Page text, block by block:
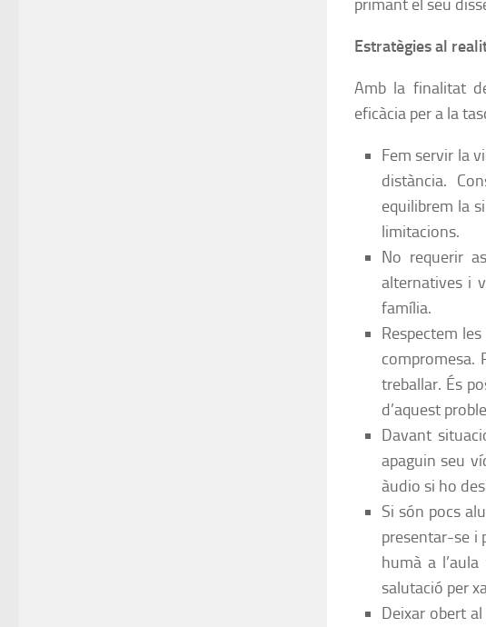
primant el seu
Estratègies al
Amb la finalitat
eficàcia per a la
Fem servir la
distància.
equilibrem la
limitacions.
No requerir
alternatives i
família.
Respectem
compromesa.
treballar. És
d’aquest
Davant
apaguin seu
àudio si ho
Si són pocs
presentar-se i
humà a
salutació per
Deixar obert